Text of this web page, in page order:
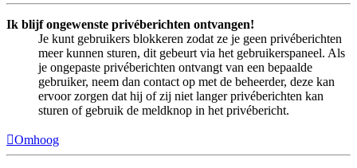
Ik blijf ongewenste privéberichten ontvangen!
Je kunt gebruikers blokkeren zodat ze je geen privéberichten
meer kunnen sturen, dit gebeurt via het gebruikerspaneel. Als
je ongepaste privéberichten ontvangt van een bepaalde
gebruiker, neem dan contact op met de beheerder, deze kan
ervoor zorgen dat hij of zij niet langer privéberichten kan
sturen of gebruik de meldknop in het privébericht.
Omhoog